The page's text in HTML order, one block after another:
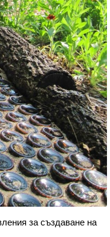
за създаване на